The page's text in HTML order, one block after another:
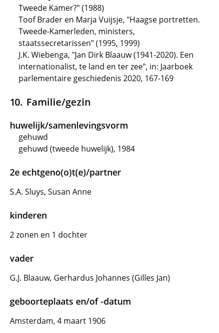
Tweede Kamer?" (1988)
Toof Brader en Marja Vuijsje, "Haagse portretten.
Tweede-Kamerleden, ministers,
staatssecretarissen" (1995, 1999)
J.K. Wiebenga, "Jan Dirk Blaauw (1941-2020). Een
internationalist, te land en ter zee", in: Jaarboek
parlementaire geschiedenis 2020, 167-169
Familie/gezin
huwelijk/samenlevingsvorm
gehuwd
gehuwd (tweede huwelijk), 1984
2e echtgeno(o)t(e)/partner
S.A. Sluys, Susan Anne
kinderen
2 zonen en 1 dochter
vader
G.J. Blaauw, Gerhardus Johannes (Gilles Jan)
geboorteplaats en/of -datum
Amsterdam, 4 maart 1906